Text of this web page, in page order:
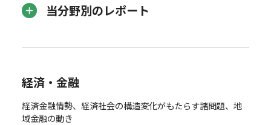
当分野別のレポート
経済・金融
経済金融情勢、経済社会の構造変化がもたらす諸問題、地
域金融の動き